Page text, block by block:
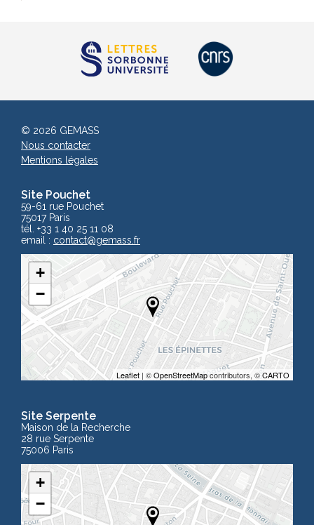
Site Pouchet
59-61 rue Pouchet
75017 Paris
tél. +33 1 40 25 11 08
email : contact@gemass.fr
+
−
Leaflet | ©OpenStreetMapcontributors, ©CARTO
Site Serpente
Maison de la Recherche
28 rue Serpente
75006 Paris
+
−
© 2026 GEMASS
Nous contacter
Mentions légales